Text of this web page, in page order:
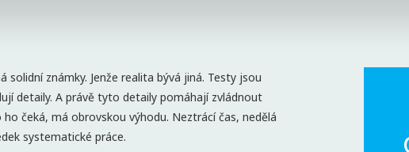
známky. Jenže realita bývá jiná. Testy jsou
detaily. A právě tyto detaily pomáhají zvládnout
čeká, má obrovskou výhodu. Neztrácí čas, nedělá
systematické práce.